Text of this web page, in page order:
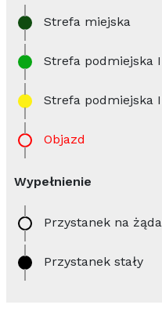
Strefa miejska
Strefa podmiejska I
Strefa podmiejska
Objazd
Wypełnienie
Przystanek na
Przystanek stały